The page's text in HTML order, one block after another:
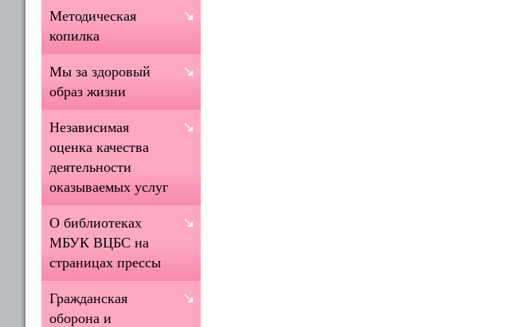
Методическая
копилка
Мы за здоровый
образ жизни
Независимая
оценка качества
деятельности
оказываемых услуг
О библиотеках
МБУК ВЦБС на
страницах прессы
Гражданская
оборона и